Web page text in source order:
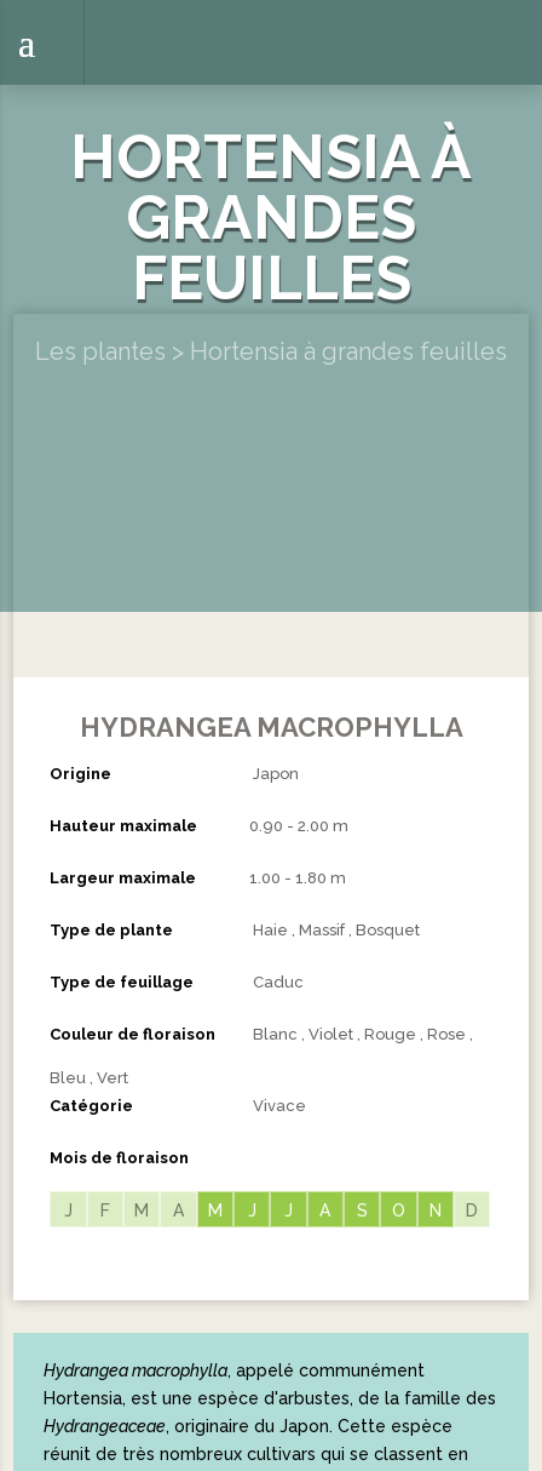
HORTENSIA À
GRANDES
FEUILLES
Les plantes > Hortensia à grandes feuilles
HYDRANGEA MACROPHYLLA
Origine Japon
Hauteur maximale 0.90 - 2.00 m
Largeur maximale 1.00 - 1.80 m
Type de plante Haie Massif Bosquet
Type de feuillage Caduc
Couleur de floraison Blanc Violet Rouge Rose
Bleu Vert
Catégorie
Vivace
Mois de floraison
J F M A M J J A S O N D
M J J A S O N
Hydrangea macrophylla, appelé communément
Hortensia, est une espèce d'arbustes, de la famille des
Hydrangeaceae, originaire du Japon. Cette espèce
réunit de très nombreux cultivars qui se classent en